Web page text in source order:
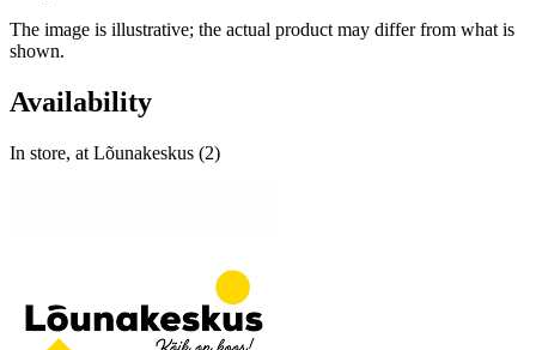
The image is illustrative; the actual product may differ from what is
shown.
Availability
In store, at Lõunakeskus (2)